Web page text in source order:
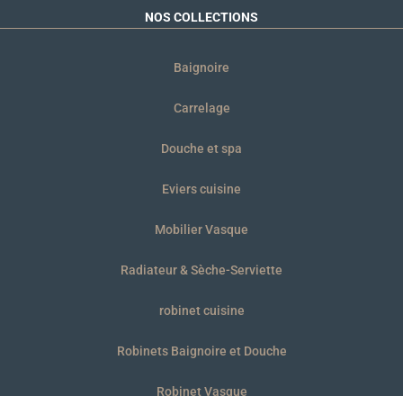
NOS COLLECTIONS
Baignoire
Carrelage
Douche et spa
Eviers cuisine
Mobilier Vasque
Radiateur & Sèche-Serviette
robinet cuisine
Robinets Baignoire et Douche
Robinet Vasque